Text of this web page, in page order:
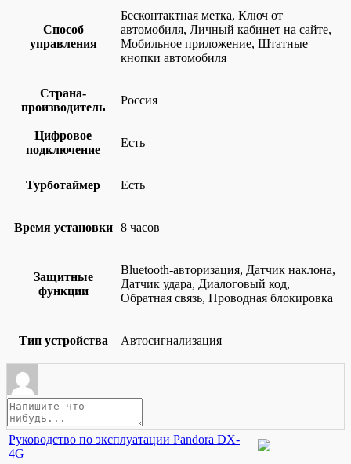
Способ
управления
Бесконтактная метка, Ключ от
автомобиля, Личный кабинет на сайте,
Мобильное приложение, Штатные
кнопки автомобиля
Страна-
производитель
Россия
Цифровое
подключение
Есть
Турботаймер Есть
Время установки 8 часов
Защитные
функции
Bluetooth-авторизация, Датчик наклона,
Датчик удара, Диалоговый код,
Обратная связь, Проводная блокировка
Тип устройства Автосигнализация
Руководство по эксплуатации Pandora DX-
4G